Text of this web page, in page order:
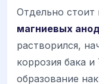
Отдельно
магниевых
растворился,
коррозия бака
образование